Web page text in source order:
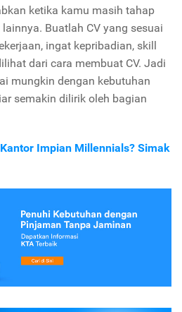
ketika kamu masih tahap
Buatlah CV yang sesuai
ingat kepribadian, skill
dari cara membuat CV. Jadi
mungkin dengan kebutuhan
semakin dilirik oleh bagian
Impian Millennials? Simak